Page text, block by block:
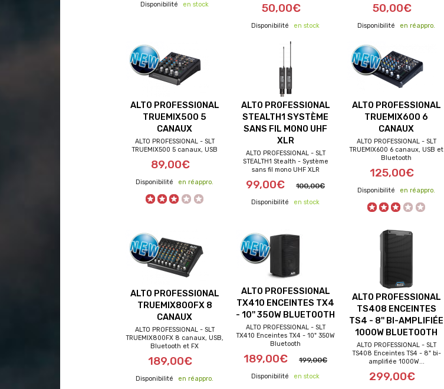
en stock 50,00€
en stock
50,00€
en réappro.
ALTO PROFESSIONAL
TRUEMIX500 5
CANAUX
ALTO PROFESSIONAL - SLT
TRUEMIX500 5 canaux, USB
89,00€
en réappro.
ALTO PROFESSIONAL
STEALTH1 SYSTÈME
SANS FIL MONO UHF
XLR
ALTO PROFESSIONAL - SLT
STEALTH1 Stealth - Système
sans fil mono UHF XLR
99,00€ 100,00€
en stock
frais de port offerts
ALTO PROFESSIONAL
TRUEMIX600 6
CANAUX
ALTO PROFESSIONAL - SLT
TRUEMIX600 6 canaux, USB et
Bluetooth
125,00€
en réappro.
frais de port offerts
ALTO PROFESSIONAL
TRUEMIX800FX 8
CANAUX
ALTO PROFESSIONAL - SLT
TRUEMIX800FX 8 canaux, USB,
Bluetooth et FX
189,00€
en réappro.
frais de port offerts
ALTO PROFESSIONAL
TX410 ENCEINTES TX4
- 10'' 350W BLUETOOTH
ALTO PROFESSIONAL - SLT
TX410 Enceintes TX4 - 10" 350W
Bluetooth
189,00€ 199,00€
en stock
ALTO PROFESSIONAL
TS408 ENCEINTES
TS4 - 8'' BI-AMPLIFIÉE
1000W BLUETOOTH
ALTO PROFESSIONAL - SLT
TS408 Enceintes TS4 - 8" bi-
amplifiée 1000W...
299,00€
frais de port offerts